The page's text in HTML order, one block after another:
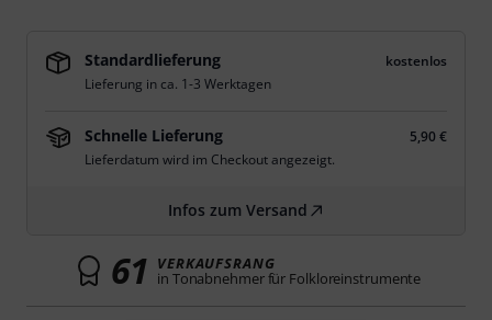
Standardlieferung
kostenlos
Lieferung in ca. 1-3 Werktagen
Schnelle Lieferung
5,90 €
Lieferdatum wird im Checkout angezeigt.
Infos zum Versand
61 VERKAUFSRANG
in Tonabnehmer für Folkloreinstrumente